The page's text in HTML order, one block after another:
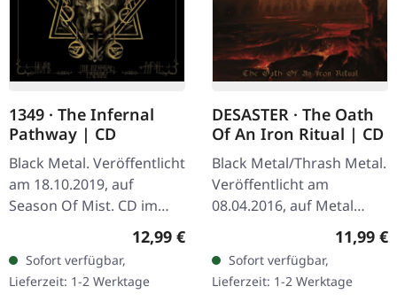
1349 · The Infernal
Pathway | CD
Black Metal. Veröffentlicht
am 18.10.2019, auf
Season Of Mist. CD im
Jewelcase mit 16-seitigem
Booklet. "The Infernal
Pathway" ist eine
meisterhafte…
Regulärer Preis:
12,99 €
Sofort verfügbar,
Lieferzeit: 1-2 Werktage
DESASTER · The Oath
Of An Iron Ritual | CD
Black Metal/Thrash Metal.
Veröffentlicht am
08.04.2016, auf Metal
Blade Records. CD im
Jewelcase. "The Oath Of
An Iron Ritual" ist ein
Zeugnis für…
11,99 €
Sofort verfügbar,
Lieferzeit: 1-2 Werktage